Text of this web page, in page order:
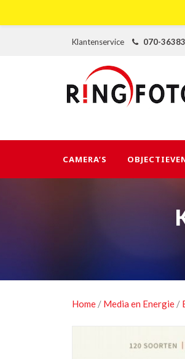
Klantenservice 070-
CAMERA’S
Home / Media en Energie /